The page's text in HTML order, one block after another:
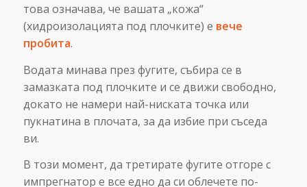
това означава, че вашата „кожа“
(хидроизолацията под плочките) е вече
пробита.
Водата минава през фугите, събира се в
замазката под плочките и се движи свободно,
докато не намери най-ниската точка или
пукнатина в плочата, за да избие при съседа
ви.
В този момент, да третирате фугите отгоре с
импрегнатор е все едно да си облечете по-